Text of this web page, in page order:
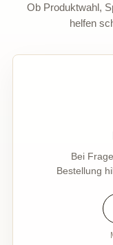
Ob Produktwahl,
helfen
Bei
Bestellung